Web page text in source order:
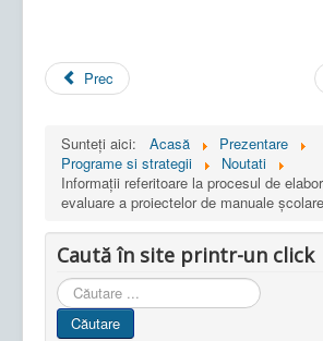
Prec
Sunteți aici: Acasă
Prezentare
Programe si strategii
Noutati
Informații referitoare la procesul de
evaluare a proiectelor de manuale școlare
Caută în site printr-un click
Cauta
in
site
Căutare